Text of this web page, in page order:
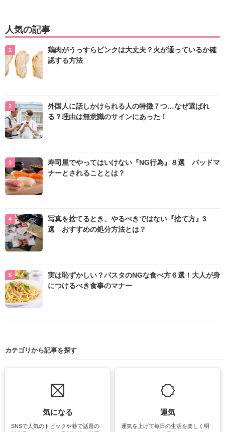
人気の記事
鶏肉がうっすらピンクは大丈夫？火が通っているか確
認する方法
外国人に話しかけられる人の特徴７つ…なぜ選ばれ
る？理由は無意識のサインにあった！
寿司屋でやってはいけない『NG行為』８選 バッドマ
ナーとされることとは？
写真を捨てるとき、やるべきではない『捨て方』3
選 おすすめの処分方法とは？
実は恥ずかしい？パスタのNGな食べ方６選！大人が身
につけるべき食事のマナー
カテゴリから記事を探す
気になる
SNSで人気のトピックや巷で話題の
運気
運気を上げて毎日の生活を楽しく明